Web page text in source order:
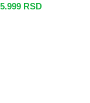
5.999 RSD